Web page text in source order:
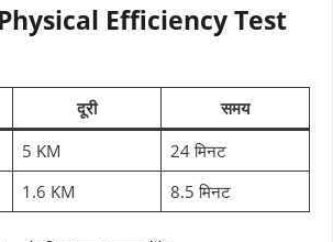
Physical Efficiency Test
दूरी
समय
5 KM
24 मिनट
1.6 KM 8.5 मिनट